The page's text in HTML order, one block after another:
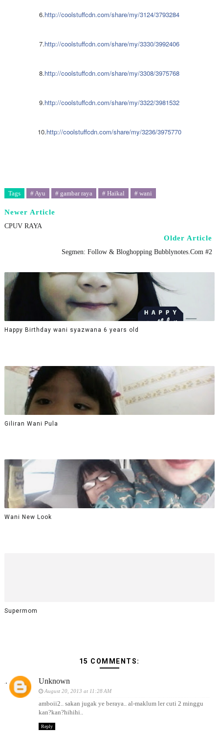
6.http://coolstuffcdn.com/share/my/3124/3793284
7.http://coolstuffcdn.com/share/my/3330/3992406
8.http://coolstuffcdn.com/share/my/3308/3975768
9.http://coolstuffcdn.com/share/my/3322/3981532
10.http://coolstuffcdn.com/share/my/3236/3975770
Tags # Ayu # gambar raya # Haikal # wani
Newer Article
CPUV RAYA
Older Article
Segmen: Follow & Bloghopping Bubblynotes.Com #2
Happy Birthday wani syazwana 6 years old
Giliran Wani Pula
Wani New Look
Supermom
15 COMMENTS:
Unknown
August 20, 2013 at 11:28 AM
amboii2.. sakan jugak ye beraya.. al-maklum ler cuti 2 minggu
kan?kan?hihihi..
Reply